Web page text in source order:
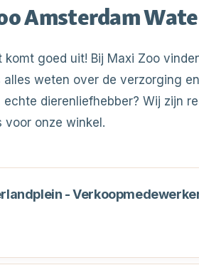
Amsterdam
goed uit! Bij Maxi Zoo
weten over de verzorging
dierenliefhebber? Wij zijn
voor onze winkel.
-